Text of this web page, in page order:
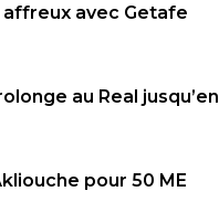
affreux avec Getafe
au Real
pour 50 ME